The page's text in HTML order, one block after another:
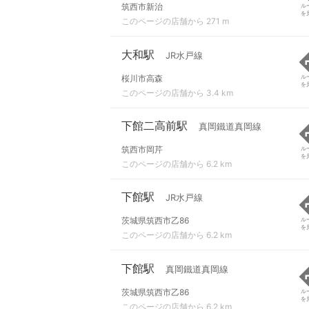
筑西市新治
このページの店舗から 271 m
ル
を
大和駅 JR水戸線
桜川市高森
このページの店舗から 3.4 km
ル
を
下館二高前駅 真岡鐵道真岡線
筑西市岡芹
このページの店舗から 6.2 km
ル
を
下館駅 JR水戸線
茨城県筑西市乙86
このページの店舗から 6.2 km
ル
を
下館駅 真岡鐵道真岡線
茨城県筑西市乙86
このページの店舗から 6.2 km
ル
を